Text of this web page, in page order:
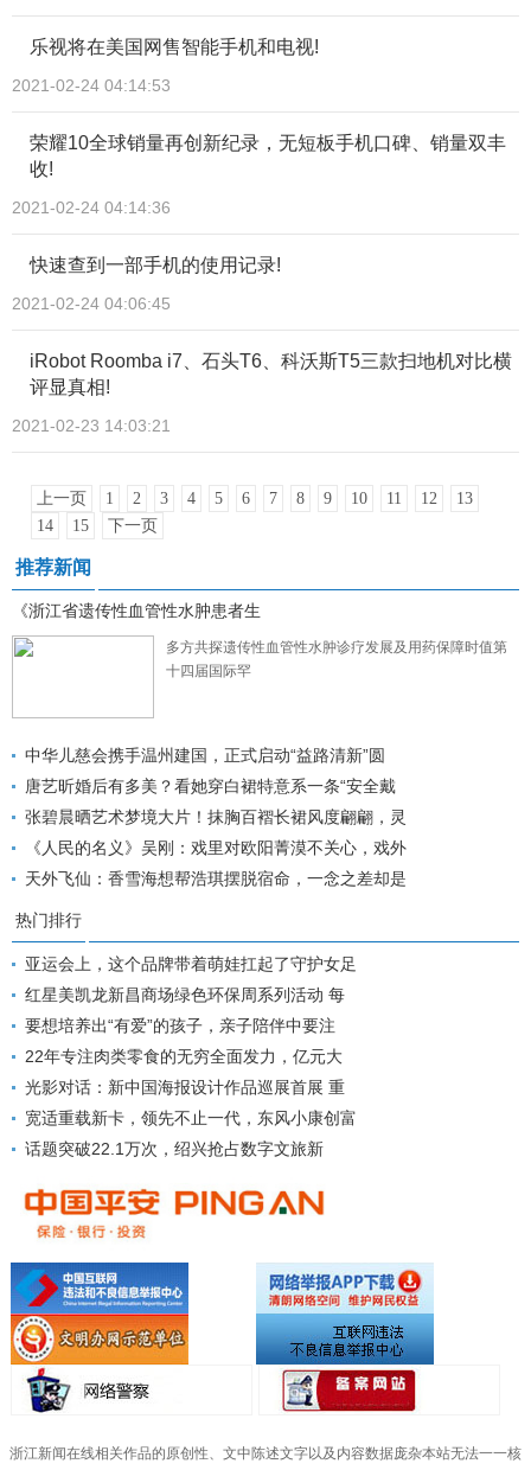
乐视将在美国网售智能手机和电视!
2021-02-24 04:14:53
荣耀10全球销量再创新纪录，无短板手机口碑、销量双丰
收!
2021-02-24 04:14:36
快速查到一部手机的使用记录!
2021-02-24 04:06:45
iRobot Roomba i7、石头T6、科沃斯T5三款扫地机对比横
评显真相!
2021-02-23 14:03:21
上一页 1 2 3 4 5 6 7 8 9 10 11 12
13
14
15 下一页
推荐新闻
《浙江省遗传性血管性水肿患者生
多方共探遗传性血管性水肿诊疗发展及用药保障时值第
十四届国际罕
中华儿慈会携手温州建国，正式启动“益路清新”圆
唐艺昕婚后有多美？看她穿白裙特意系一条“安全戴
张碧晨晒艺术梦境大片！抹胸百褶长裙风度翩翩，灵
《人民的名义》吴刚：戏里对欧阳菁漠不关心，戏外
天外飞仙：香雪海想帮浩琪摆脱宿命，一念之差却是
热门排行
亚运会上，这个品牌带着萌娃扛起了守护女足
红星美凯龙新昌商场绿色环保周系列活动 每
要想培养出“有爱”的孩子，亲子陪伴中要注
22年专注肉类零食的无穷全面发力，亿元大
光影对话：新中国海报设计作品巡展首展 重
宽适重载新卡，领先不止一代，东风小康创富
话题突破22.1万次，绍兴抢占数字文旅新
浙江新闻在线相关作品的原创性、文中陈述文字以及内容数据庞杂本站无法一一核